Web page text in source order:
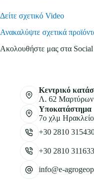
Δείτε σχετικό Video
Ανακαλύψτε σχετικά
Ακολουθήστε μας στα Social
Κεντρικό
Λ. 62 Μαρτύρων
Υποκατάστημα
7ο χλμ
+30 2810
+30 2810 311633
info@e-